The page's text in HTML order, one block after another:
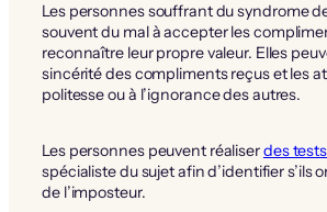
Les personnes souffrant du syndrome
souvent du mal à accepter les
reconnaître leur propre valeur. Elles
sincérité des compliments reçus et les
politesse ou à l’ignorance des autres.
Les personnes peuvent réaliserdes tests
spécialiste du sujet afin d’identifier s’ils
de l’imposteur.